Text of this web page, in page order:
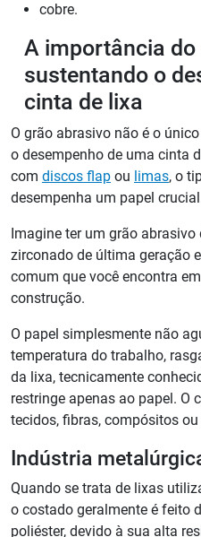
cobre.
A importância do
sustentando o
cinta de lixa
O grão abrasivo não é o
o desempenho de uma cinta
com discos flap ou limas, o
desempenha um papel
Imagine ter um grão
zirconado de última geração
comum que você encontra
construção.
O papel simplesmente não
temperatura do trabalho,
da lixa, tecnicamente
restringe apenas ao papel. O
tecidos, fibras, compósitos
Indústria
Quando se trata de lixas
o costado geralmente é feito
poliéster, devido à sua alta